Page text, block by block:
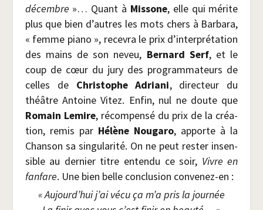
décembre »… Quant à Mis­sone, elle qui mérite
plus que bien d’autres les mots chers à Bar­ba­ra,
« femme pia­no », rece­vra le prix d’interprétation
des mains de son neveu, Ber­nard Serf, et le
coup de cœur du jury des pro­gram­ma­teurs de
celles de Chris­tophe Adria­ni, direc­teur du
théâtre Antoine Vitez. Enfin, nul ne doute que
Romain Lemire, récom­pen­sé du prix de la créa­
tion, remis par Hélène Nou­ga­ro, apporte à la
Chan­son sa sin­gu­la­ri­té. On ne peut res­ter insen­
sible au der­nier titre enten­du ce soir, Vivre en
fan­fare. Une bien belle conclu­sion convenez-en :
« Aujourd’hui j’ai vécu ça m’a pris la jour­née